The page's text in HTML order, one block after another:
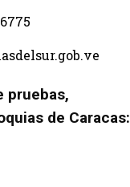
pruebas,
de Caracas: